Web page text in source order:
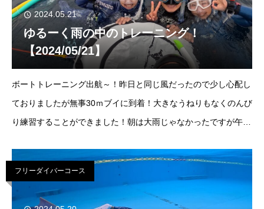
2024.05.21
ゆるーく雨の中のトレーニング！
【2024/05/21】
ボートトレーニング出航～！昨日と同じ風だったので少し心配し
ておりましたが無事30ｍブイに到着！大きなうねりもなくのんび
り練習することができました！朝は大雨じゃなかったですが午後
ーダイバー&amp;アドバンスフリ
フリーダイバーコース